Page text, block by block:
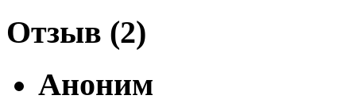
Отзыв (2)
Аноним